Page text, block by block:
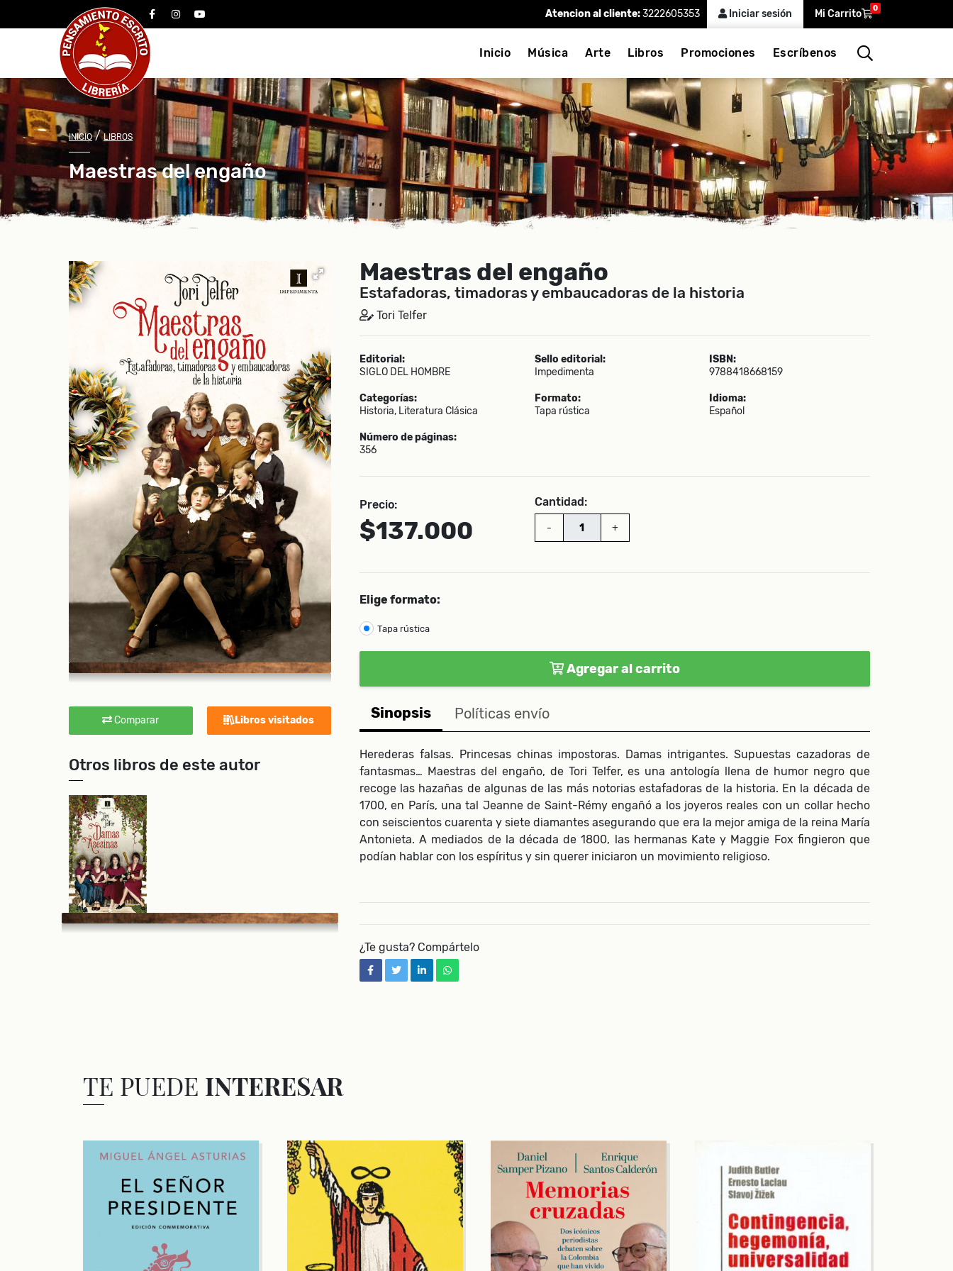
facebookinstagram
youtube Atencion al cliente:3222605353 Iniciar sesión Mi Carrito 0
Inicio Música Arte Libros Promociones Escríbenos
INICIO/LIBROS
Maestras del engaño
Maestras del engaño
Estafadoras, timadoras y embaucadoras de la historia
Tori Telfer
Editorial:
SIGLO DEL HOMBRE
Sello editorial:
Impedimenta
ISBN:
9788418668159
Categorías:
Historia, Literatura Clásica
Formato:
Tapa rústica
Idioma:
Español
Número de páginas:
356
Precio:
$137.000
Cantidad:
- +
Elige formato:
Tapa rústica
Agregar al carrito
Comparar Libros visitados
Otros libros de este autor
Sinopsis Políticas envío
Herederas falsas. Princesas chinas impostoras. Damas intrigantes. Supuestas cazadoras de
fantasmas… Maestras del engaño, de Tori Telfer, es una antología llena de humor negro que
recoge las hazañas de algunas de las más notorias estafadoras de la historia. En la década de
1700, en París, una tal Jeanne de Saint-Rémy engañó a los joyeros reales con un collar hecho
con seiscientos cuarenta y siete diamantes asegurando que era la mejor amiga de la reina María
Antonieta. A mediados de la década de 1800, las hermanas Kate y Maggie Fox fingieron que
podían hablar con los espíritus y sin querer iniciaron un movimiento religioso.
¿Te gusta? Compártelo
facebooktwitterlinkedinwhatsapp
TE PUEDE INTERESAR